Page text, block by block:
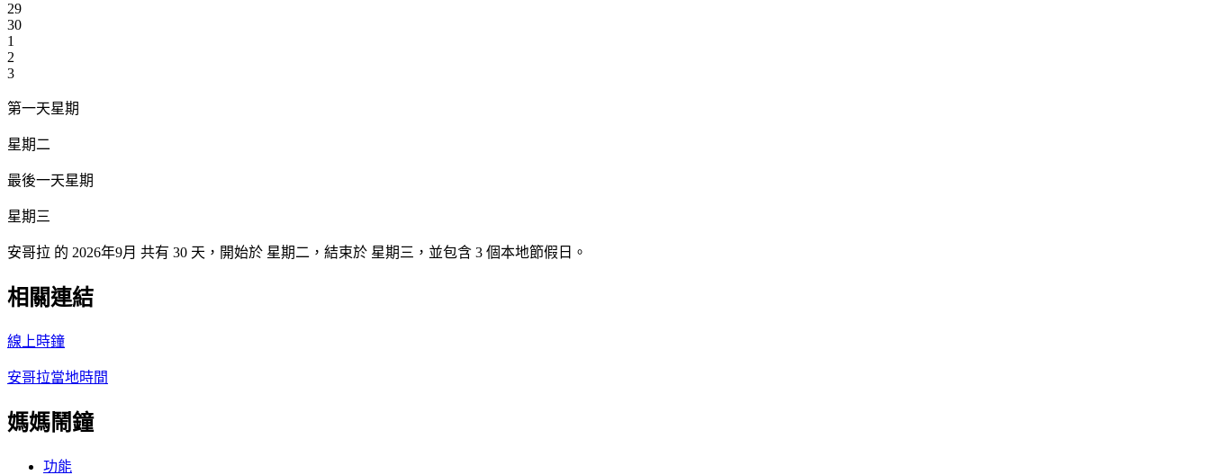
29
30
1
2
3
第一天星期
星期二
最後一天星期
星期三
安哥拉 的 2026年9月 共有 30 天，開始於 星期二，結束於 星期三，並包含 3 個本地節假日。
相關連結
線上時鐘
安哥拉當地時間
媽媽鬧鐘
功能